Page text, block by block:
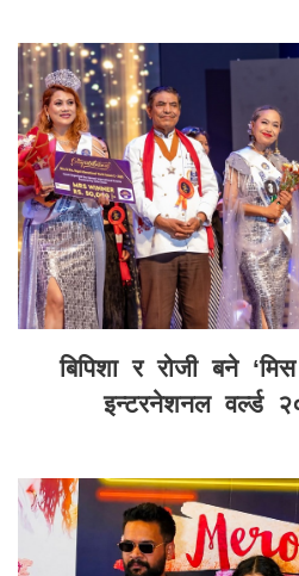
बिपिशा र रोजी बने
इन्टरनेशनल वर्ल्ड